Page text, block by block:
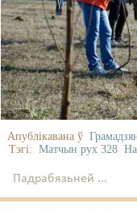
Апублікавана ў
Тэгі:
Матчын рух 328
Падрабязьней ...